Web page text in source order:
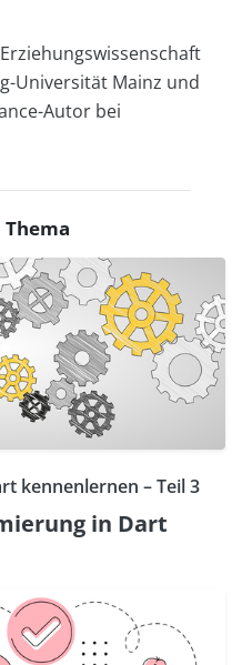
Universität Mainz und
Autor bei
kennenlernen – Teil 3
in Dart